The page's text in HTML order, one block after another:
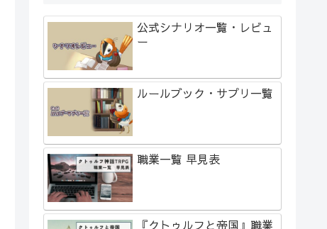
公式シナリオ一覧・レビュ
ー
ルールブック・サプリ一覧
職業一覧 早見表
『クトゥルフと帝国』職業